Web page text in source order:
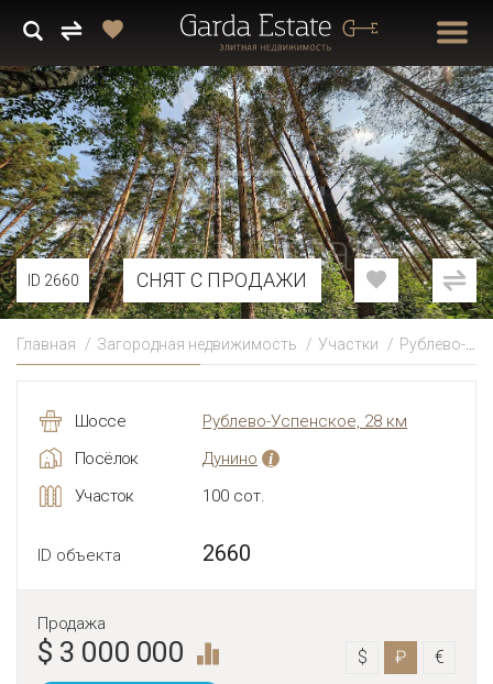
ID 2660 СНЯТ С ПРОДАЖИ
Главная Загородная недвижимость Участки Рублево-Успенское
Шоссе
Рублево-Успенское, 28 км
Посёлок
Дунино i
Участок 100 сот.
ID объекта 2660
Продажа
$ 3 000 000 $ ₽ €